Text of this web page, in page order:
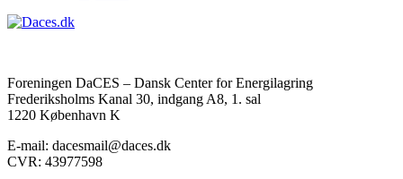
Foreningen DaCES – Dansk Center for Energilagring
Frederiksholms Kanal 30, indgang A8, 1. sal
1220 København K
E-mail: dacesmail@daces.dk
CVR: 43977598